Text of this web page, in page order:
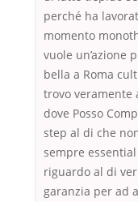
perché ha
momento
vuole un’azione
bella a Roma
trovo veramente
dove Posso
step al di che
sempre
riguardo al di
garanzia per ad